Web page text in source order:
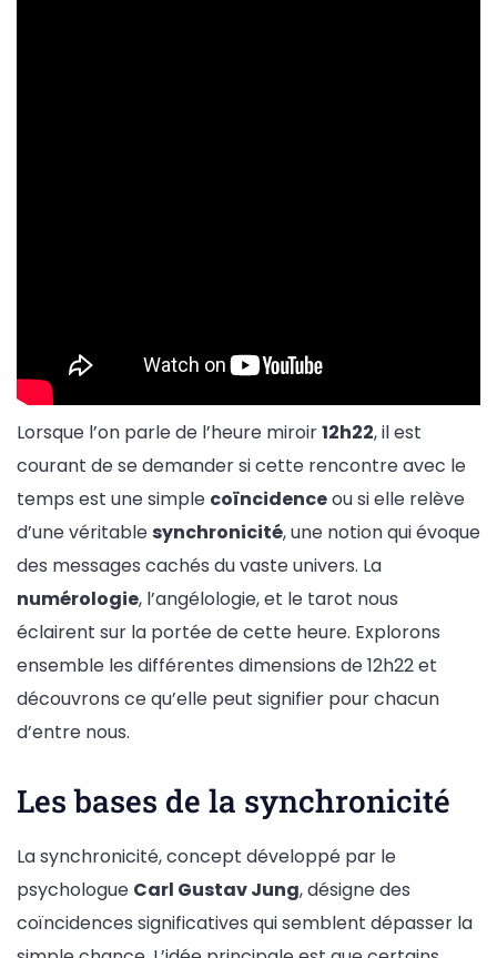
Lorsque l’on parle de l’heure miroir12h22, il est
courant de se demander si cette rencontre avec le
temps est une simple coïncidenceou si elle relève
d’une véritable synchronicité, une notion qui évoque
des messages cachés du vaste univers. La
numérologie, l’angélologie, et le tarot nous
éclairent sur la portée de cette heure. Explorons
ensemble les différentes dimensions de 12h22 et
découvrons ce qu’elle peut signifier pour chacun
d’entre nous.
Les bases de la synchronicité
La synchronicité, concept développé par le
psychologue Carl Gustav Jung, désigne des
coïncidences significatives qui semblent dépasser la